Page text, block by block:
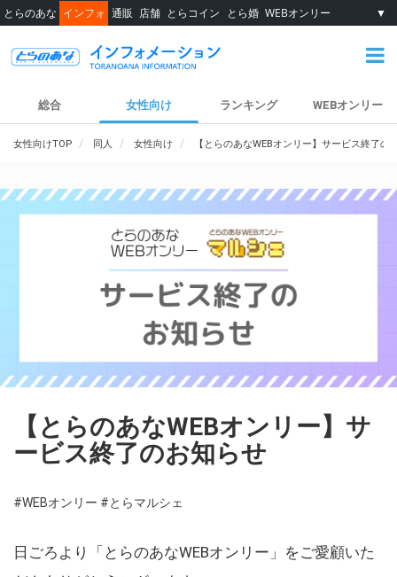
とらのあな インフォ 通販 店舗 とらコイン とら婚 WEBオンリー ▼
総合 女性向け ランキング WEBオンリー
女性向けTOP 同人 女性向け 【とらのあなWEBオンリー】サービス終了の
【とらのあなWEBオンリー】サ
ービス終了のお知らせ
#WEBオンリー #とらマルシェ
日ごろより「とらのあなWEBオンリー」をご愛顧いた